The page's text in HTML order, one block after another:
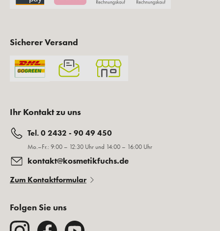
Sicherer Versand
Ihr Kontakt zu uns
Tel. 0 2432 - 90 49 450
Mo.–Fr.: 9:00 – 12:30 Uhr und 14:00 – 16:00 Uhr
kontakt@kosmetikfuchs.de
Zum Kontaktformular
Folgen Sie uns